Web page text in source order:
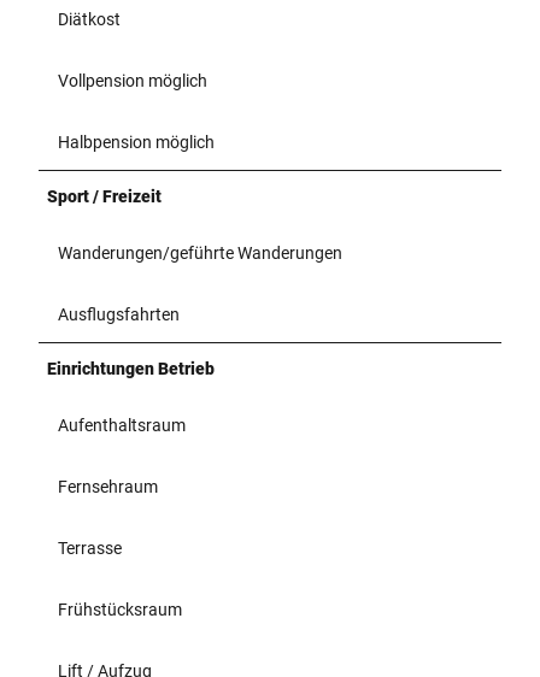
Diätkost
Vollpension möglich
Halbpension möglich
Sport / Freizeit
Wanderungen/geführte Wanderungen
Ausflugsfahrten
Einrichtungen Betrieb
Aufenthaltsraum
Fernsehraum
Terrasse
Frühstücksraum
Lift / Aufzug